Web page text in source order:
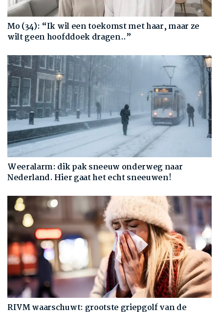
Mo (34): “Ik wil een toekomst met haar, maar ze
wilt geen hoofddoek dragen..”
Weeralarm: dik pak sneeuw onderweg naar
Nederland. Hier gaat het echt sneeuwen!
RIVM waarschuwt: grootste griepgolf van de